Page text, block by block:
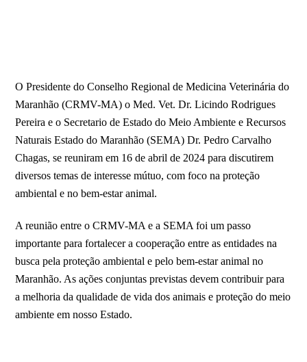
O Presidente do Conselho Regional de Medicina Veterinária do
Maranhão (CRMV-MA) o Med. Vet. Dr. Licindo Rodrigues
Pereira e o Secretario de Estado do Meio Ambiente e Recursos
Naturais Estado do Maranhão (SEMA) Dr. Pedro Carvalho
Chagas, se reuniram em 16 de abril de 2024 para discutirem
diversos temas de interesse mútuo, com foco na proteção
ambiental e no bem-estar animal.
A reunião entre o CRMV-MA e a SEMA foi um passo
importante para fortalecer a cooperação entre as entidades na
busca pela proteção ambiental e pelo bem-estar animal no
Maranhão. As ações conjuntas previstas devem contribuir para
a melhoria da qualidade de vida dos animais e proteção do meio
ambiente em nosso Estado.